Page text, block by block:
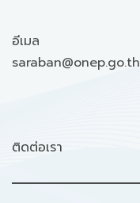
อีเมล
saraban@onep.go.th
ติดต่อเรา